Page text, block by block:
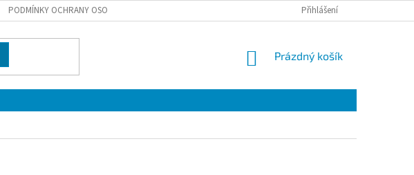
PODMÍNKY OCHRANY OSOBNÍCH ÚDAJŮ Přihlášení
NÁKUPNÍ
Prázdný košík